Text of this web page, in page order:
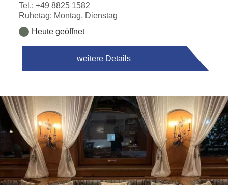
Tel.: +49 8825 1582
Ruhetag: Montag, Dienstag
Heute geöffnet
weitere Details